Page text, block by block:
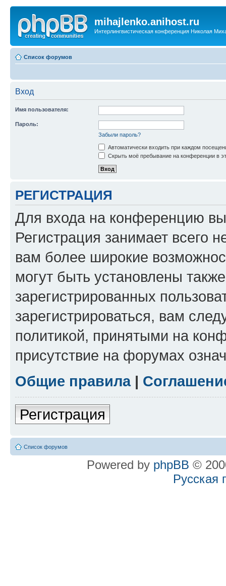
mihajlenko.anihost.ru
Интерлингвистическая конференция Николая
Список форумов
Вход
Имя пользователя:
Пароль:
Забыли пароль?
Автоматически входить при каждом
Скрыть моё пребывание на конференции в
РЕГИСТРАЦИЯ
Для входа на конференцию
Регистрация занимает всего
вам более широкие
могут быть установлены
зарегистрированных
зарегистрироваться, вам
политикой, принятыми на
присутствие на форумах
Общие правила|
Регистрация
Список форумов
Powered by phpBB ©
Русская